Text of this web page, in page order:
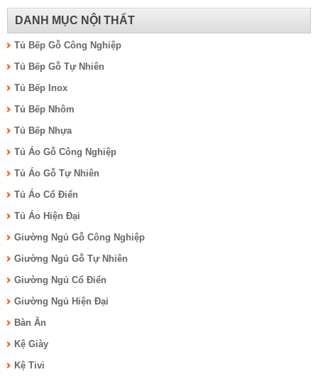
DANH MỤC NỘI THẤT
Tủ Bếp Gỗ Công Nghiệp
Tủ Bếp Gỗ Tự Nhiên
Tủ Bếp Inox
Tủ Bếp Nhôm
Tủ Bếp Nhựa
Tủ Áo Gỗ Công Nghiệp
Tủ Áo Gỗ Tự Nhiên
Tủ Áo Cổ Điển
Tủ Áo Hiện Đại
Giường Ngủ Gỗ Công Nghiệp
Giường Ngủ Gỗ Tự Nhiên
Giường Ngủ Cổ Điển
Giường Ngủ Hiện Đại
Bàn Ăn
Kệ Giày
Kệ Tivi